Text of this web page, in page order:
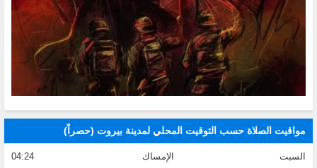
مواقيت الصلاة حسب التوقيت المحلي لمدينة بيروت (حصراً)
السبت الإمساك 04:24